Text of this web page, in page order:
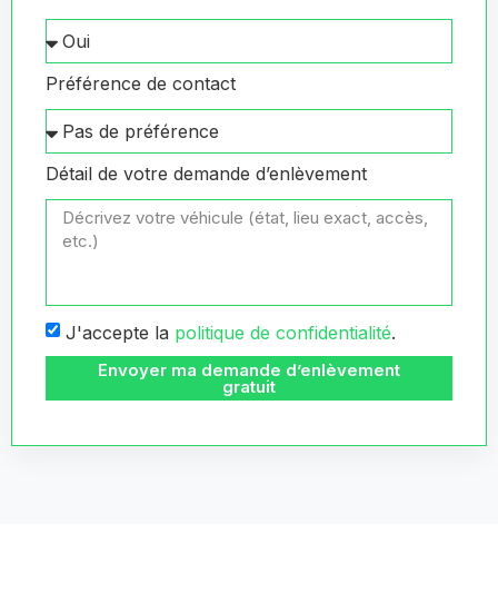
Préférence de contact
Détail de votre demande d’enlèvement
J'accepte la politique de confidentialité.
Envoyer ma demande d’enlèvement
gratuit